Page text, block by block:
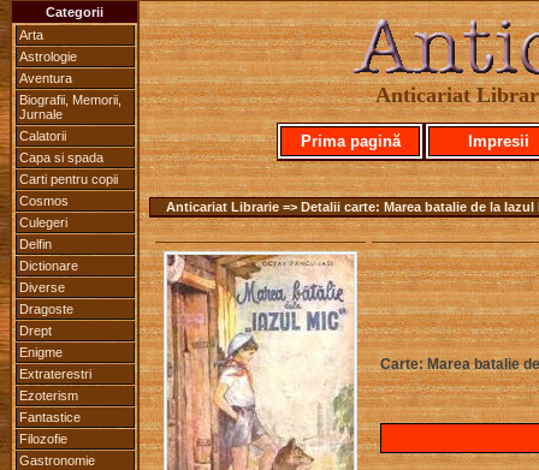
Categorii
Arta
Astrologie
Aventura
Biografii, Memorii,
Jurnale
Calatorii
Capa si spada
Carti pentru copii
Cosmos
Culegeri
Delfin
Dictionare
Diverse
Dragoste
Drept
Enigme
Extraterestri
Ezoterism
Fantastice
Filozofie
Gastronomie
Anticariat
Prima pagină Impresii
Anticariat Librarie => Detalii carte: Marea batalie de la Iazul
Carte: Marea batalie